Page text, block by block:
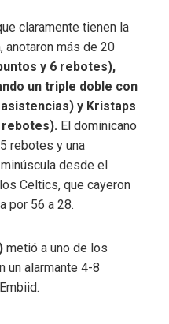
claramente tienen la
anotaron más de 20
y 6 rebotes),
un triple doble con
y Kristaps
rebotes). El dominicano
rebotes y una
desde el
Celtics, que cayeron
por 56 a 28.
metió a uno de los
un alarmante 4-8